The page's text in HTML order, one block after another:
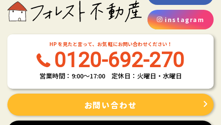
instagram
HP を見たと言って、お気 軽にお問い合わせください！
0120-692-270
営業時間：9:00〜17:00 定休日：火曜日・水曜日
お問い合わせ